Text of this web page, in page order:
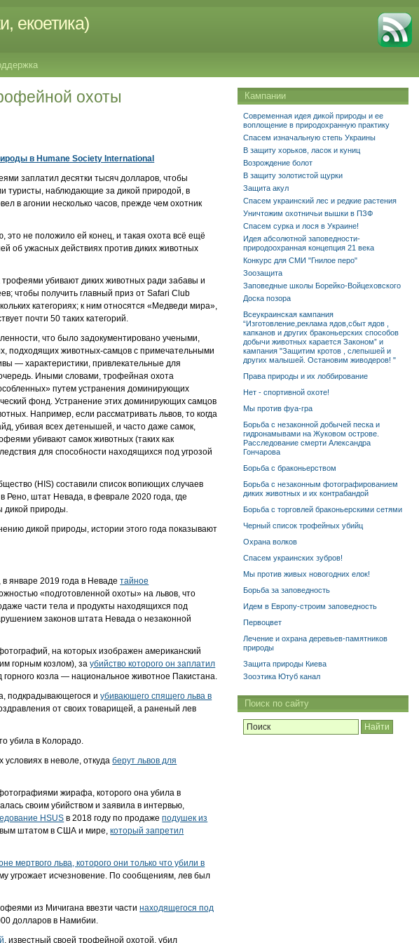
екоетика)
охоты
в Humane Society International
заплатил десятки тысяч долларов, чтобы
туристы, наблюдающие за дикой природой, в
в агонии несколько часов, прежде чем охотник
не положило ей конец, и такая охота всё ещё
об ужасных действиях против диких животных
убивают диких животных ради забавы и
чтобы получить главный приз от Safari Club
категориях; к ним относятся «Медведи мира»,
почти 50 таких категорий.
что было задокументировано учеными,
подходящих животных-самцов с примечательными
— характеристики, привлекательные для
Иными словами, трофейная охота
путем устранения доминирующих
фонд. Устранение этих доминирующих самцов
Например, если рассматривать львов, то когда
убивая всех детенышей, и часто даже самок,
убивают самок животных (таких как
для способности находящихся под угрозой
(HIS) составили список вопиющих случаев
штат Невада, в феврале 2020 года, где
дикой природы.
дикой природы, истории этого года показывают
январе 2019 года в Невадетайное
«подготовленной охоты» на львов, что
части тела и продукты находящихся под
законов штата Невада о незаконной
на которых изображен американский
горным козлом), заубийство которого он заплатил
козла — национальное животное Пакистана.
подкрадывающегося иубивающего спящего льва в
от своих товарищей, а раненый лев
убила в Колорадо.
в неволе, откудаберут львов для
жирафа, которого она убила в
своим убийством и заявила в интервью,
HSUS в 2018 году по продажеподушек из
штатом в США и мире,который запретил
мертвого льва, которого они только что убили в
угрожает исчезновение. По сообщениям, лев был
из Мичигана ввезти частинаходящегося под
долларов в Намибии.
, известный своей трофейной охотой, убил
Кампании
Современная идея дикой природы и ее
воплощение в природохранную практику
Спасем изначальную степь Украины
В защиту хорьков, ласок и куниц
Возрождение болот
В защиту золотистой щурки
Защита акул
Спасем украинский лес и редкие растения
Уничтожим охотничьи вышки в ПЗФ
Спасем сурка и лося в Украине!
Идея абсолютной заповедности-
природоохранная концепция 21 века
Конкурс для СМИ "Гнилое перо"
Зоозащита
Заповедные школы Борейко-Войцеховского
Доска позора
Всеукраинская кампания
“Изготовление,реклама ядов,сбыт ядов ,
капканов и других браконьерских способов
добычи животных карается Законом” и
кампания "Защитим кротов , слепышей и
других малышей. Остановим живодеров! "
Права природы и их лоббирование
Нет - спортивной охоте!
Мы против фуа-гра
Борьба с незаконной добычей песка и
гидронамывами на Жуковом острове.
Расследование смерти Александра
Гончарова
Борьба с браконьерством
Борьба с незаконным фотографированием
диких животных и их контрабандой
Борьба с торговлей браконьерскими сетями
Черный список трофейных убийц
Охрана волков
Спасем украинских зубров!
Мы против живых новогодних елок!
Борьба за заповедность
Идем в Европу-строим заповедность
Первоцвет
Лечение и охрана деревьев-памятников
природы
Защита природы Киева
Зооэтика Ютуб канал
Поиск по сайту